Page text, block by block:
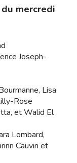
mercredi
Joseph-
Lisa
Rose
et Walid El
Lombard,
Cauvin et